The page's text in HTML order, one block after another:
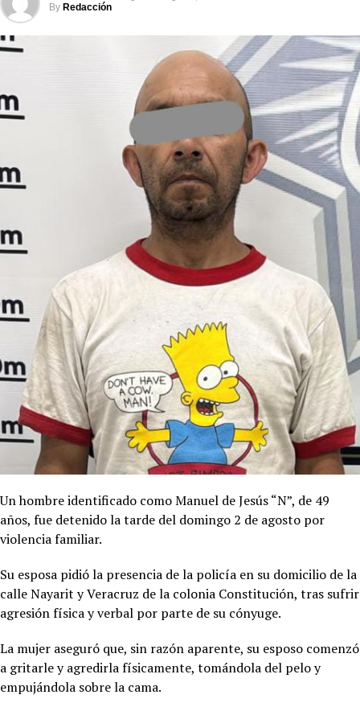
By Redacción
Un hombre identificado como Manuel de Jesús “N”, de 49
años, fue detenido la tarde del domingo 2 de agosto por
violencia familiar.
Su esposa pidió la presencia de la policía en su domicilio de la
calle Nayarit y Veracruz de la colonia Constitución, tras sufrir
agresión física y verbal por parte de su cónyuge.
La mujer aseguró que, sin razón aparente, su esposo comenzó
a gritarle y agredirla físicamente, tomándola del pelo y
empujándola sobre la cama.